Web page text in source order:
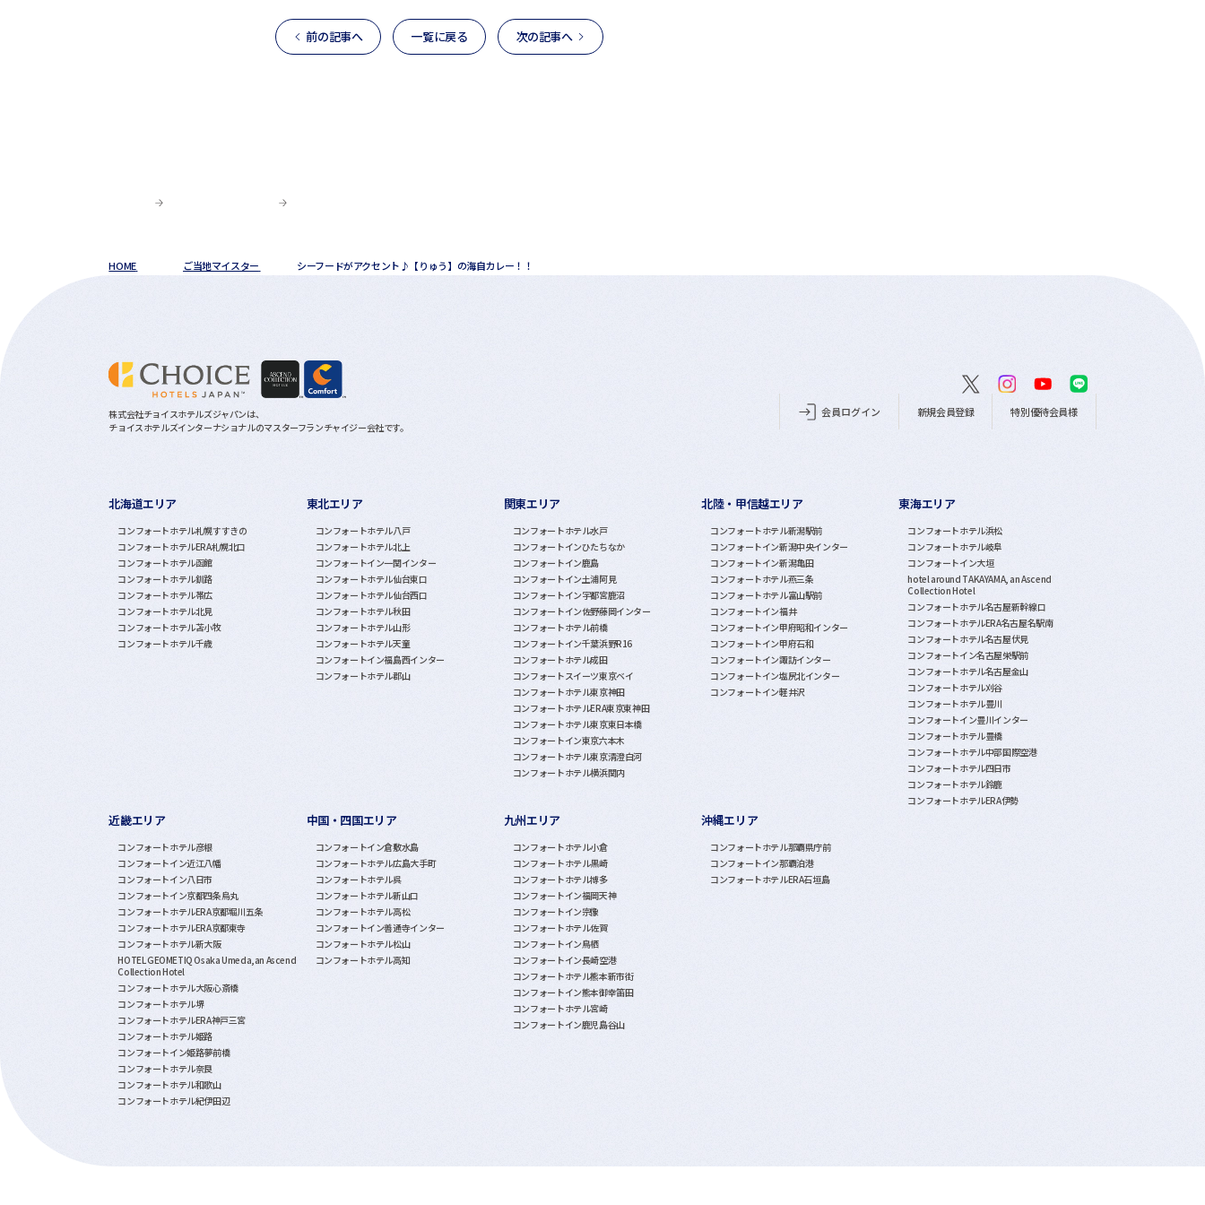
前の記事へ 一覧に戻る 次の記事へ
HOME ご当地マイスター シーフードがアクセント♪【りゅう】の海自カレー！！
株式会社チョイスホテルズジャパンは、
チョイスホテルズインターナショナルのマスターフランチャイジー会社です。
会員ログイン 新規会員登録 特別優待会員様
北海道エリア
コンフォートホテル札幌すすきの
コンフォートホテルERA札幌北口
コンフォートホテル函館
コンフォートホテル釧路
コンフォートホテル帯広
コンフォートホテル北見
コンフォートホテル苫小牧
コンフォートホテル千歳
東北エリア
コンフォートホテル八戸
コンフォートホテル北上
コンフォートイン一関インター
コンフォートホテル仙台東口
コンフォートホテル仙台西口
コンフォートホテル秋田
コンフォートホテル山形
コンフォートホテル天童
コンフォートイン福島西インター
コンフォートホテル郡山
関東エリア
コンフォートホテル水戸
コンフォートインひたちなか
コンフォートイン鹿島
コンフォートイン土浦阿見
コンフォートイン宇都宮鹿沼
コンフォートイン佐野藤岡インター
コンフォートホテル前橋
コンフォートイン千葉浜野R16
コンフォートホテル成田
コンフォートスイーツ東京ベイ
コンフォートホテル東京神田
コンフォートホテルERA東京東神田
コンフォートホテル東京東日本橋
コンフォートイン東京六本木
コンフォートホテル東京清澄白河
コンフォートホテル横浜関内
北陸・甲信越エリア
コンフォートホテル新潟駅前
コンフォートイン新潟中央インター
コンフォートイン新潟亀田
コンフォートホテル燕三条
コンフォートホテル富山駅前
コンフォートイン福井
コンフォートイン甲府昭和インター
コンフォートイン甲府石和
コンフォートイン諏訪インター
コンフォートイン塩尻北インター
コンフォートイン軽井沢
東海エリア
コンフォートホテル浜松
コンフォートホテル岐阜
コンフォートイン大垣
hotel around TAKAYAMA, an Ascend
Collection Hotel
コンフォートホテル名古屋新幹線口
コンフォートホテルERA名古屋名駅南
コンフォートホテル名古屋伏見
コンフォートイン名古屋栄駅前
コンフォートホテル名古屋金山
コンフォートホテル刈谷
コンフォートホテル豊川
コンフォートイン豊川インター
コンフォートホテル豊橋
コンフォートホテル中部国際空港
コンフォートホテル四日市
コンフォートホテル鈴鹿
コンフォートホテルERA伊勢
近畿エリア
コンフォートホテル彦根
コンフォートイン近江八幡
コンフォートイン八日市
コンフォートイン京都四条烏丸
コンフォートホテルERA京都堀川五条
コンフォートホテルERA京都東寺
コンフォートホテル新大阪
HOTEL GEOMETIQ Osaka Umeda,an Ascend
Collection Hotel
コンフォートホテル大阪心斎橋
コンフォートホテル堺
コンフォートホテルERA神戸三宮
コンフォートホテル姫路
コンフォートイン姫路夢前橋
コンフォートホテル奈良
コンフォートホテル和歌山
コンフォートホテル紀伊田辺
中国・四国エリア
コンフォートイン倉敷水島
コンフォートホテル広島大手町
コンフォートホテル呉
コンフォートホテル新山口
コンフォートホテル高松
コンフォートイン善通寺インター
コンフォートホテル松山
コンフォートホテル高知
九州エリア
コンフォートホテル小倉
コンフォートホテル黒崎
コンフォートホテル博多
コンフォートイン福岡天神
コンフォートイン宗像
コンフォートホテル佐賀
コンフォートイン鳥栖
コンフォートイン長崎空港
コンフォートホテル熊本新市街
コンフォートイン熊本御幸笛田
コンフォートホテル宮崎
コンフォートイン鹿児島谷山
沖縄エリア
コンフォートホテル那覇県庁前
コンフォートイン那覇泊港
コンフォートホテルERA石垣島